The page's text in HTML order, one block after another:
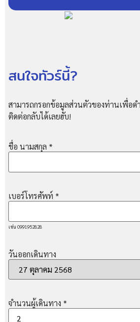
สนใจทัวร์นี้?
สามารถกรอกข้อมูลส่วนตัวของท่านเพื่อด
ติดต่อกลับได้เลยฮับ!
ชื่อ นามสกุล *
เบอร์โทรศัพท์ *
เช่น 0991952828
วันออกเดินทาง
จำนวนผู้เดินทาง *